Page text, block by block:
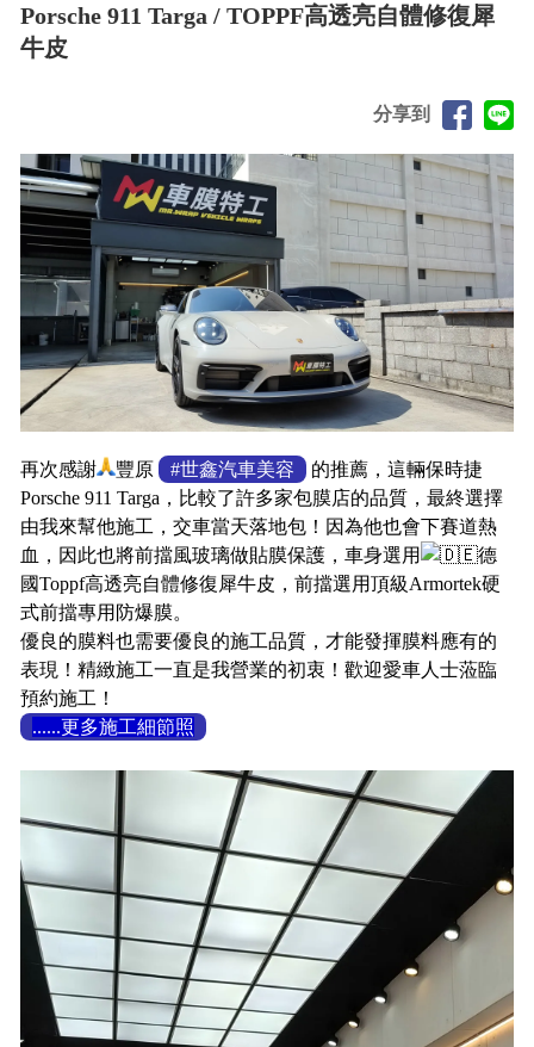
Porsche 911 Targa / TOPPF高透亮自體修復犀
牛皮
分享到
再次感謝 豐原 #世鑫汽車美容
的推薦，這輛保時捷
Porsche 911 Targa，比較了許多家包膜店的品質，最終選擇
由我來幫他施工，交車當天落地包！因為他也會下賽道熱
血，因此也將前擋風玻璃做貼膜保護，車身選用
德
國Toppf高透亮自體修復犀牛皮，前擋選用頂級Armortek硬
式前擋專用防爆膜。
優良的膜料也需要優良的施工品質，才能發揮膜料應有的
表現！精緻施工一直是我營業的初衷！歡迎愛車人士蒞臨
預約施工！
......更多施工細節照